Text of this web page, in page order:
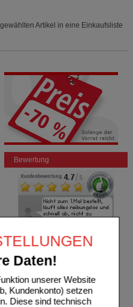
Daten!
unserer Website
Kundenkonto) setzen
Diese sind technisch
Artikel in eine Einkaufsliste
Bewertung